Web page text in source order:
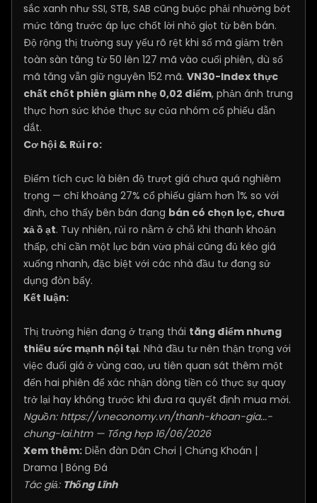
sắc xanh như SSI, STB, SAB cũng buộc phải nhường bớt
mức tăng trước áp lực chốt lời nhỏ giọt từ bên bán.
Độ rộng thị trường suy yếu rõ rệt khi số mã giảm trên
toàn sàn tăng từ 50 lên 127 mã vào cuối phiên, dù số
mã tăng vẫn giữ nguyên 152 mã. VN30-Index thực
chất chốt phiên giảm nhẹ 0,02 điểm, phản ánh trung
thực hơn sức khỏe thực sự của nhóm cổ phiếu dẫn
dắt.
Cơ hội & Rủi ro:
Điểm tích cực là biên độ trượt giá chưa quá nghiêm
trọng — chỉ khoảng 27% cổ phiếu giảm hơn 1% so với
đỉnh, cho thấy bên bán đang bán có chọn lọc, chưa
xả ồ ạt. Tuy nhiên, rủi ro nằm ở chỗ khi thanh khoản
thấp, chỉ cần một lực bán vừa phải cũng đủ kéo giá
xuống nhanh, đặc biệt với các nhà đầu tư đang sử
dụng đòn bẩy.
Kết luận:
Thị trường hiện đang ở trạng thái tăng điểm nhưng
thiếu sức mạnh nội tại. Nhà đầu tư nên thận trọng với
việc đuổi giá ở vùng cao, ưu tiên quan sát thêm một
đến hai phiên để xác nhận dòng tiền có thực sự quay
trở lại hay không trước khi đưa ra quyết định mua mới.
Nguồn: https://vneconomy.vn/thanh-khoan-gia...-
chung-lai.htm— Tổng hợp 16/06/2026
Xem thêm: Diễn đàn Dân Chơi | Chứng Khoán |
Drama | Bóng Đá
Tác giả: Thống Lĩnh